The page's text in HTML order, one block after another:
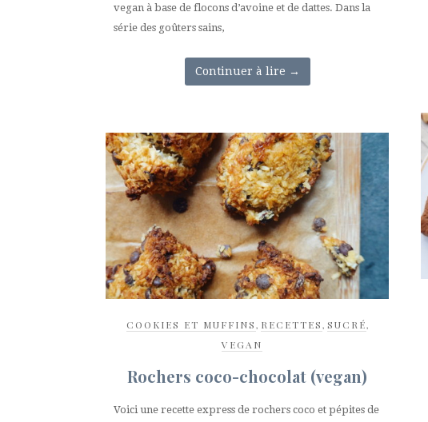
vegan à base de flocons d’avoine et de dattes. Dans la
série des goûters sains,
Continuer à lire →
COOKIES ET MUFFINS , RECETTES , SUCRÉ,
VEGAN
Rochers coco-chocolat (vegan)
Voici une recette express de rochers coco et pépites de